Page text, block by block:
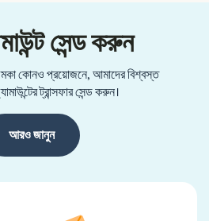
সেন্ড করুন
কোনও প্রয়োজনে, আমাদের বিশ্বস্ত
ট্রান্সফার সেন্ড করুন।
আরও জানুন